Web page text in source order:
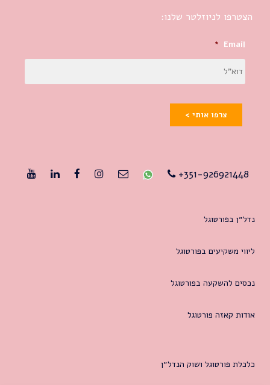
הצטרפו לניוזלטר שלנו:
Email
*
צרפו אותי >
351-926921448+
נדל״ן בפורטוגל
ליווי משקיעים בפורטוגל
נכסים להשקעה בפורטוגל
אודות קאזה פורטוגל
כלכלת פורטוגל ושוק הנדל״ן